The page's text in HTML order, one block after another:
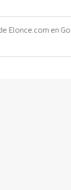
Elonce.com en